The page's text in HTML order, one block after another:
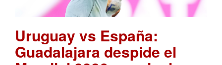
Uruguay vs España:
Guadalajara despide el